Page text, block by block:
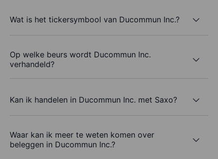
Wat is het tickersymbool van Ducommun Inc.?
Op welke beurs wordt Ducommun Inc.
verhandeld?
Kan ik handelen in Ducommun Inc. met Saxo?
Waar kan ik meer te weten komen over
beleggen in Ducommun Inc.?